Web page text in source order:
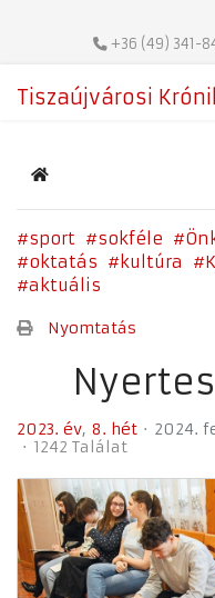
+36 (49) 341-
Tiszaújvárosi
Home
sport sokféle
oktatás
kultúra
aktuális
Nyomtatás
2023. év 8. hét
2024.
1242 Találat